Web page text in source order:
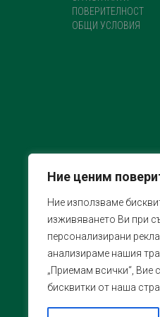
Ние ценим
Ние използваме
изживяването Ви при
персонализирани
анализираме нашия
„Приемам всички“, Вие
бисквитки от наша
ПОВЕРИТЕЛНОСТ
ОБЩИ УСЛОВИЯ